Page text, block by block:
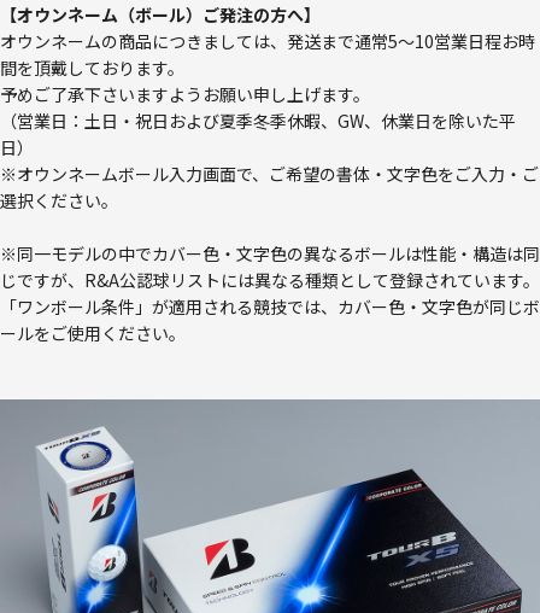
【オウンネーム（ボール）ご発注の方へ】
オウンネームの商品につきましては、発送まで通常5～10営業日程お時
間を頂戴しております。
予めご了承下さいますようお願い申し上げます。
（営業日：土日・祝日および夏季冬季休暇、GW、休業日を除いた平
日）
※オウンネームボール入力画面で、ご希望の書体・文字色をご入力・ご
選択ください。
※同一モデルの中でカバー色・文字色の異なるボールは性能・構造は同
じですが、R&A公認球リストには異なる種類として登録されています。
「ワンボール条件」が適用される競技では、カバー色・文字色が同じボ
ールをご使用ください。